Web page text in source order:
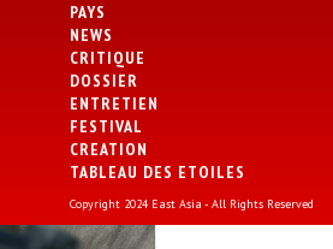
PAYS
NEWS
CRITIQUE
DOSSIER
ENTRETIEN
FESTIVAL
CREATION
TABLEAU DES ETOILES
Copyright 2024 East Asia - All Rights Reserved